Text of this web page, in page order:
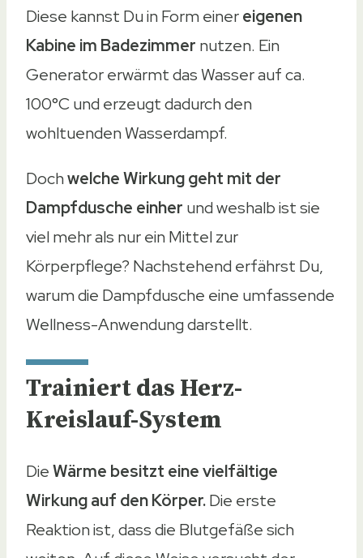
Diese kannst Du in Form einereigenen
Kabine im Badezimmer nutzen. Ein
Generator erwärmt das Wasser auf ca.
100°C und erzeugt dadurch den
wohltuenden Wasserdampf.
Dochwelche Wirkung geht mit der
Dampfdusche einher und weshalb ist sie
viel mehr als nur ein Mittel zur
Körperpflege? Nachstehend erfährst Du,
warum die Dampfdusche eine umfassende
Wellness-Anwendung darstellt.
Trainiert das Herz-
Kreislauf-System
DieWärme besitzt eine vielfältige
Wirkung auf den Körper.Die erste
Reaktion ist, dass die Blutgefäße sich